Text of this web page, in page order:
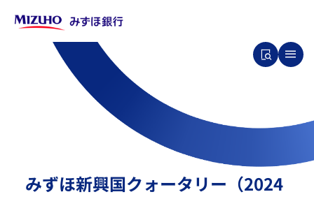
みずほ新興国クォータリー（2024